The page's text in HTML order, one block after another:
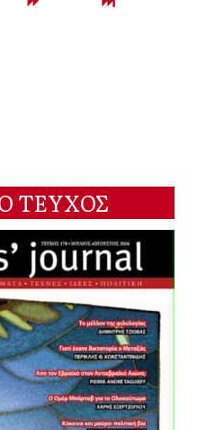
ΤΕΥΧΟΣ